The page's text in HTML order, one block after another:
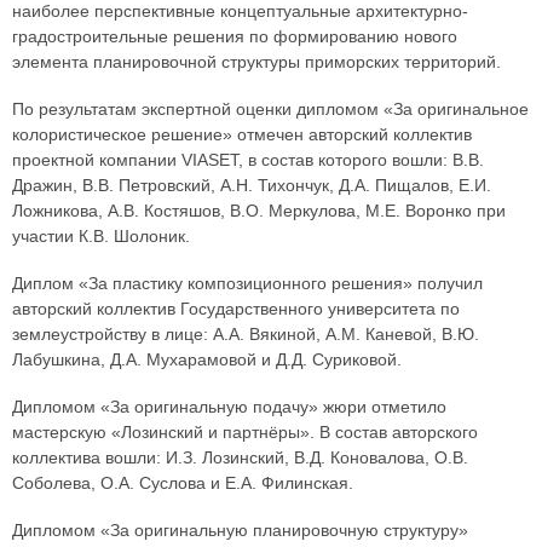
наиболее перспективные концептуальные архитектурно-
градостроительные решения по формированию нового
элемента планировочной структуры приморских территорий.
По результатам экспертной оценки дипломом «За оригинальное
колористическое решение» отмечен авторский коллектив
проектной компании VIASET, в состав которого вошли: В.В.
Дражин, В.В. Петровский, А.Н. Тихончук, Д.А. Пищалов, Е.И.
Ложникова, А.В. Костяшов, В.О. Меркулова, М.Е. Воронко при
участии К.В. Шолоник.
Диплом «За пластику композиционного решения» получил
авторский коллектив Государственного университета по
землеустройству в лице: А.А. Вякиной, А.М. Каневой, В.Ю.
Лабушкина, Д.А. Мухарамовой и Д.Д. Суриковой.
Дипломом «За оригинальную подачу» жюри отметило
мастерскую «Лозинский и партнёры». В состав авторского
коллектива вошли: И.З. Лозинский, В.Д. Коновалова, О.В.
Соболева, О.А. Суслова и Е.А. Филинская.
Дипломом «За оригинальную планировочную структуру»